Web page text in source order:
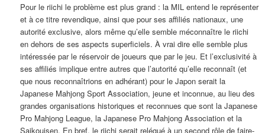
Pour le riichi le problème est plus grand : la MIL entend le représenter
et à ce titre revendique, ainsi que pour ses affiliés nationaux, une
autorité exclusive, alors même qu’elle semble méconnaître le riichi
en dehors de ses aspects superficiels. À vrai dire elle semble plus
intéressée par le réservoir de joueurs que par le jeu. Et l’exclusivité à
ses affiliés implique entre autres que l’autorité qu’elle reconnaît (et
que nous reconnaîtrions en adhérant) pour le Japon serait la
Japanese Mahjong Sport Association, jeune et inconnue, au lieu des
grandes organisations historiques et reconnues que sont la Japanese
Pro Mahjong League, la Japanese Pro Mahjong Association et la
Saikouisen. En bref, le riichi serait relégué à un second rôle de faire-